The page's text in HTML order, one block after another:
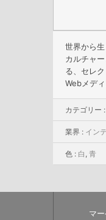
世界から
カルチャ
る、セレ
Webメデ
カテゴリー :
業界 : イン
色 : 白 , 青
マ